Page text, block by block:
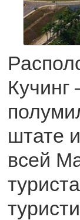
Кучинг
штате
всей